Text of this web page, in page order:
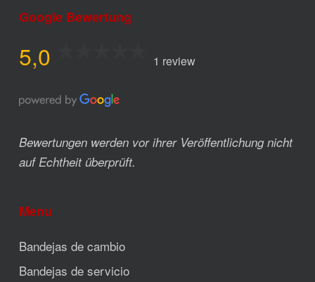
Google Bewertung
5,0 1 review
Bewertungen werden vor ihrer Veröffentlichung nicht
auf Echtheit überprüft.
Menu
Bandejas de cambio
Bandejas de servicio